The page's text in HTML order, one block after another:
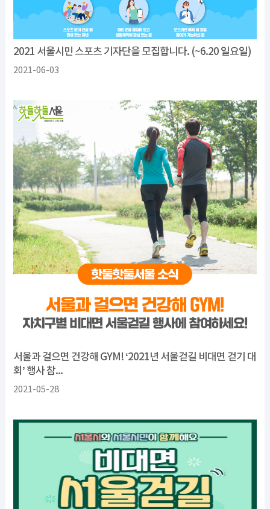
2021 서울시민 스포츠 기자단을 모집합니다. (~6.20 일요일)
2021-06-03
서울과 걸으면 건강해 GYM! ‘2021년 서울걷길 비대면 걷기 대
회’ 행사 참...
2021-05-28